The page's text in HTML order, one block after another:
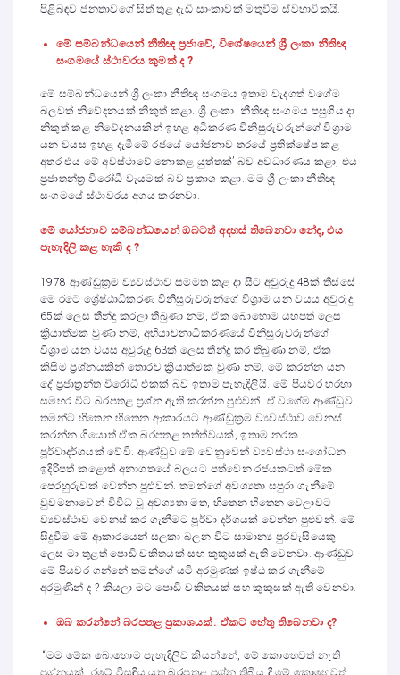
පිළිබඳව ජනතාවගේ සිත් තුළ දැඩි සාංකාවක් මතුවීම ස්වභාවිකයි.
මේ සම්බන්ධයෙන් නීතිඥ ප්‍රජාවේ, විශේෂයෙන් ශ්‍රී ලංකා නීතිඥ
සංගමයේ ස්ථාවරය කුමක් ද ?
මේ සම්බන්ධයෙන් ශ්‍රී ලංකා නීතිඥ සංගමය ඉතාම වැදගත් වගේම
බලවත් නිවේදනයක් නිකුත් කළා. ශ්‍රී ලංකා නීතිඥ සංගමය පසුගිය දා
නිකුත් කළ නිවේදනයකින් ඉහළ අධිකරණ විනිසුරුවරුන්ගේ විශ්‍රාම
යන වයස ඉහළ දැමීමේ රජයේ යෝජනාව තරයේ ප්‍රතික්ෂේප කළ
අතර එය මේ අවස්ථාවේ නොකළ යුත්තක්’ බව අවධාරණය කළා, එය
ප්‍රජාතන්ත්‍ර විරෝධී වෑයමක් බව ප්‍රකාශ කළා. මම ශ්‍රී ලංකා නීතිඥ
සංගමයේ ස්ථාවරය අගය කරනවා.
මේ යෝජනාව සම්බන්ධයෙන් ඔබටත් අදහස් තිබෙනවා නේද, එය
පැහැදිලි කළ හැකි ද ?
1978 ආණ්ඩුක්‍රම ව්‍යවස්ථාව සම්මත කළ දා සිට අවුරුදු 48ක් තිස්සේ
මේ රටේ ශ්‍රේෂ්ඨාධිකරණ විනිසුරුවරුන්ගේ විශ්‍රාම යන වයය අවුරුදු
65ක් ලෙස තීන්දු කරලා තිබුණා නම්, ඒක බොහොම යහපත් ලෙස
ක්‍රියාත්මක වුණා නම්, අභියාචනාධිකරණයේ විනිසුරුවරුන්ගේ
විශ්‍රාම යන වයස අවුරුදු 63ක් ලෙස තීන්දු කර තිබුණා නම්, ඒක
කිසිම ප්‍රශ්නයකින් තොරව ක්‍රියාත්මක වුණා නම්, මේ කරන්න යන
දේ ප්‍රජාත්‍රන්ත විරෝධී එකක් බව ඉතාම පැහැදිලියි. මේ පියවර හරහා
සමහර විට බරපතළ ප්‍රශ්න ඇති කරන්න පුළුවන්. ඒ වගේම ආණ්ඩුව
තමන්ට හිතෙන හිතෙන ආකාරයට ආණ්ඩුක්‍රම ව්‍යවස්ථාව වෙනස්
කරන්න ගියොත් ඒක බරපතළ තත්ත්වයක්, ඉතාම නරක
පූර්වාදර්ශයක් වේවි. ආණ්ඩුව මේ වෙනුවෙන් ව්‍යවස්ථා සංශෝධන
ඉදිරිපත් කළොත් අනාගතයේ බලයට පත්වෙන රජයකටත් මේක
පෙරහුරුවක් වෙන්න පුළුවන්. තමන්ගේ අවශ්‍යතා සපුරා ගැනීමේ
වුවමනාවෙන් විවිධ වූ අවශ්‍යතා මත, හිතෙන හිතෙන වෙලාවට
ව්‍යවස්ථාව වෙනස් කර ගැනීමට පූර්වා දර්ශයක් වෙන්න පුළුවන්. මේ
සිදුවීම මේ ආකාරයෙන් සලකා බලන විට සාමාන්‍ය පුරවැසියෙකු
ලෙස මා තුළත් පොඩි චකිතයක් සහ කුකුසක් ඇති වෙනවා. ආණ්ඩුව
මේ පියවර ගන්නේ තමන්ගේ යටි අරමුණක් ඉෂ්ඨ කර ගැනීමේ
අරමුණින් ද ? කියලා මට පොඩි චකිතයක් සහ කුකුසක් ඇති වෙනවා.
ඔබ කරන්නේ බරපතළ ප්‍රකාශයක්. ඒකට හේතු තිබෙනවා ද?
“මම මේක බොහොම පැහැදිලිව කියන්නේ, මේ කොහෙවත් නැති